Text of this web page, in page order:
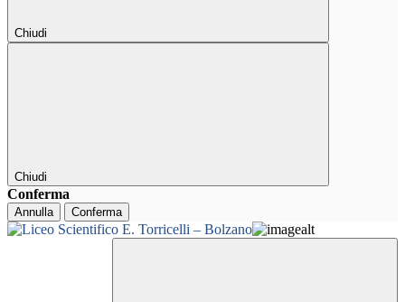
Chiudi
Chiudi
Conferma
Annulla Conferma